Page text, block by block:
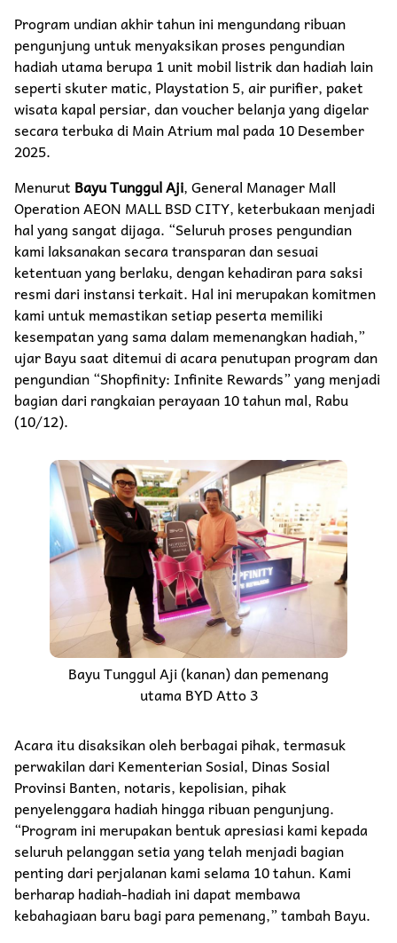
Program undian akhir tahun ini mengundang ribuan
pengunjung untuk menyaksikan proses pengundian
hadiah utama berupa 1 unit mobil listrik dan hadiah lain
seperti skuter matic, Playstation 5, air purifier, paket
wisata kapal persiar, dan voucher belanja yang digelar
secara terbuka di Main Atrium mal pada 10 Desember
2025.
Menurut Bayu Tunggul Aji, General Manager Mall
Operation AEON MALL BSD CITY, keterbukaan menjadi
hal yang sangat dijaga. “Seluruh proses pengundian
kami laksanakan secara transparan dan sesuai
ketentuan yang berlaku, dengan kehadiran para saksi
resmi dari instansi terkait. Hal ini merupakan komitmen
kami untuk memastikan setiap peserta memiliki
kesempatan yang sama dalam memenangkan hadiah,”
ujar Bayu saat ditemui di acara penutupan program dan
pengundian “Shopfinity: Infinite Rewards” yang menjadi
bagian dari rangkaian perayaan 10 tahun mal, Rabu
(10/12).
Bayu Tunggul Aji (kanan) dan pemenang
utama BYD Atto 3
Acara itu disaksikan oleh berbagai pihak, termasuk
perwakilan dari Kementerian Sosial, Dinas Sosial
Provinsi Banten, notaris, kepolisian, pihak
penyelenggara hadiah hingga ribuan pengunjung.
“Program ini merupakan bentuk apresiasi kami kepada
seluruh pelanggan setia yang telah menjadi bagian
penting dari perjalanan kami selama 10 tahun. Kami
berharap hadiah-hadiah ini dapat membawa
kebahagiaan baru bagi para pemenang,” tambah Bayu.